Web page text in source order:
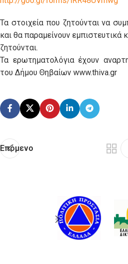
Τα στοιχεία που ζητούνται να
και θα παραμείνουν εμπιστευτικά
ζητούνται.
Τα ερωτηματολόγια έχουν
του Δήμου Θηβαίων www.thiva.gr
Επόμενο